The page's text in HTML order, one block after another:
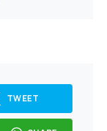
TWEET